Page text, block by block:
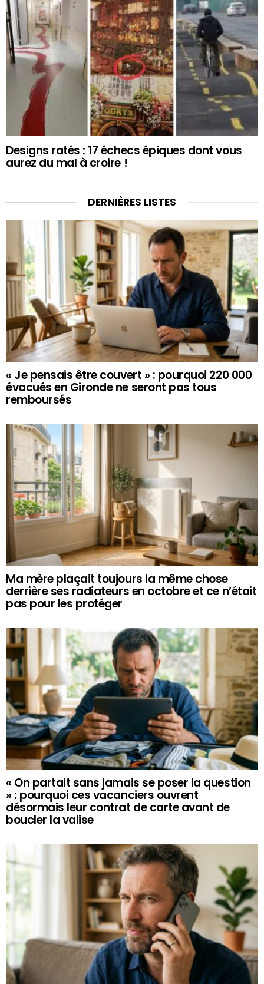
Designs ratés : 17 échecs épiques dont vous
aurez du mal à croire !
DERNIÈRES LISTES
« Je pensais être couvert » : pourquoi 220 000
évacués en Gironde ne seront pas tous
remboursés
Ma mère plaçait toujours la même chose
derrière ses radiateurs en octobre et ce n’était
pas pour les protéger
« On partait sans jamais se poser la question
» : pourquoi ces vacanciers ouvrent
désormais leur contrat de carte avant de
boucler la valise